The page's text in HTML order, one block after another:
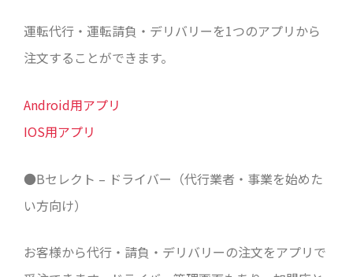
運転代行・運転請負・デリバリーを1つのアプリから
注文することができます。
Android用アプリ
IOS用アプリ
●Bセレクト – ドライバー（代行業者・事業を始めた
い方向け）
お客様から代行・請負・デリバリーの注文をアプリで